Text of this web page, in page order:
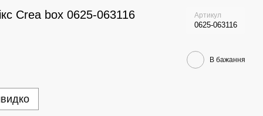
Crea box 0625-063116 Артикул
0625-063116
В бажання